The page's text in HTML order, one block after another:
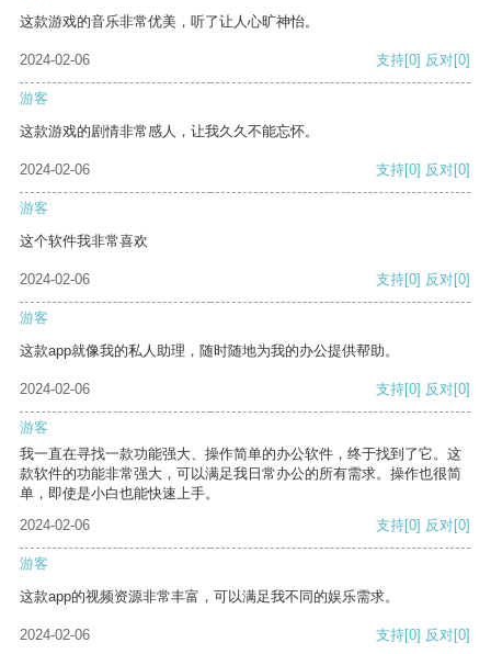
这款游戏的音乐非常优美，听了让人心旷神怡。
2024-02-06 支持[0] 反对[0]
游客
这款游戏的剧情非常感人，让我久久不能忘怀。
2024-02-06 支持[0] 反对[0]
游客
这个软件我非常喜欢
2024-02-06 支持[0] 反对[0]
游客
这款app就像我的私人助理，随时随地为我的办公提供帮助。
2024-02-06 支持[0] 反对[0]
游客
我一直在寻找一款功能强大、操作简单的办公软件，终于找到了它。这
款软件的功能非常强大，可以满足我日常办公的所有需求。操作也很简
单，即使是小白也能快速上手。
2024-02-06
支持[0] 反对[0]
游客
这款app的视频资源非常丰富，可以满足我不同的娱乐需求。
2024-02-06 支持[0] 反对[0]